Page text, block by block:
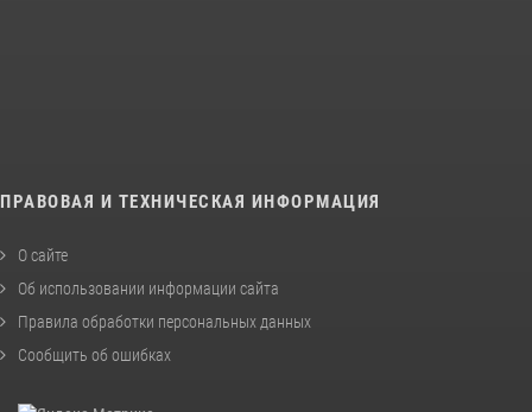
ПРАВОВАЯ И ТЕХНИЧЕСКАЯ ИНФОРМАЦИЯ
О сайте
Об использовании информации сайта
Правила обработки персональных данных
Сообщить об ошибках